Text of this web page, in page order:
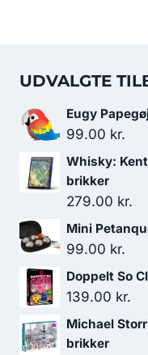
UDVALGTE
Eugy
99.00 kr.
Whisky:
brikker
279.00 kr.
Mini
99.00 kr.
Doppelt So
139.00 kr.
Michael
brikker